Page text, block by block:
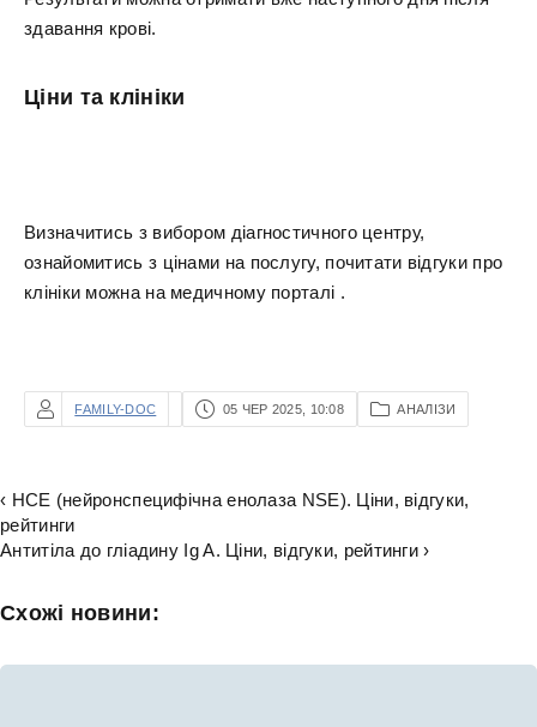
здавання крові.
Ціни та клініки
Визначитись з вибором діагностичного центру,
ознайомитись з цінами на послугу, почитати відгуки про
клініки можна на медичному порталі .
FAMILY-DOC 05 ЧЕР 2025, 10:08 АНАЛІЗИ
‹ НСЕ (нейронспецифічна енолаза NSE). Ціни, відгуки,
рейтинги
Антитіла до гліадину Ig A. Ціни, відгуки, рейтинги ›
Схожі новини: